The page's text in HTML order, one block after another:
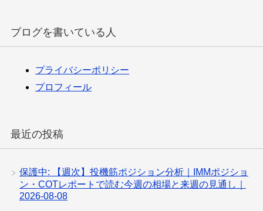
ブログを書いている人
プライバシーポリシー
プロフィール
最近の投稿
保護中: 【週次】投機筋ポジション分析｜IMMポジショ
ン・COTレポートで読む今週の相場と来週の見通し｜
2026-08-08